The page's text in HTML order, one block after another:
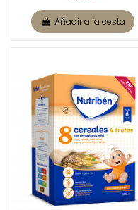
Añadir a la cesta